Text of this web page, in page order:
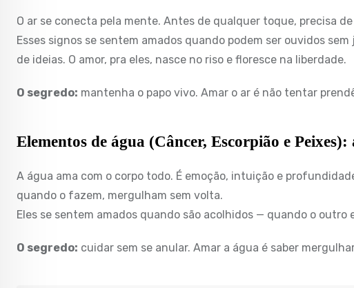
O ar se conecta pela mente. Antes de qualquer toque, precisa
Esses signos se sentem amados quando podem ser ouvidos
de ideias. O amor, pra eles, nasce no riso e floresce na liberdade.
O segredo: mantenha o papo vivo. Amar o ar é não tentar
Elementos de água (Câncer, Escorpião e
A água ama com o corpo todo. É emoção, intuição e
quando o fazem, mergulham sem volta.
Eles se sentem amados quando são acolhidos — quando o
O segredo: cuidar sem se anular. Amar a água é saber